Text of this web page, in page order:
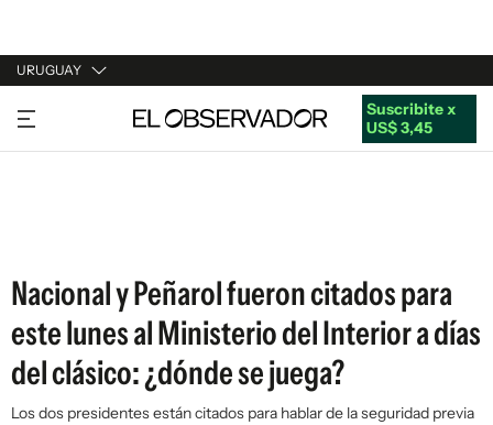
URUGUAY
URUGUAY
ARGENTINA
Suscribite x
US$ 3,45
Nacional y Peñarol fueron citados para
este lunes al Ministerio del Interior a días
del clásico: ¿dónde se juega?
Los dos presidentes están citados para hablar de la seguridad previa